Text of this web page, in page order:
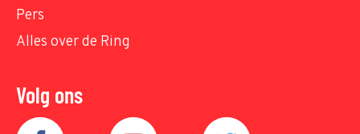
Pers
Alles over de Ring
Volg ons